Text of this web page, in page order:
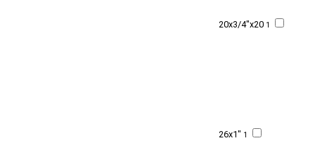
20x3/4"x20 1
26x1" 1